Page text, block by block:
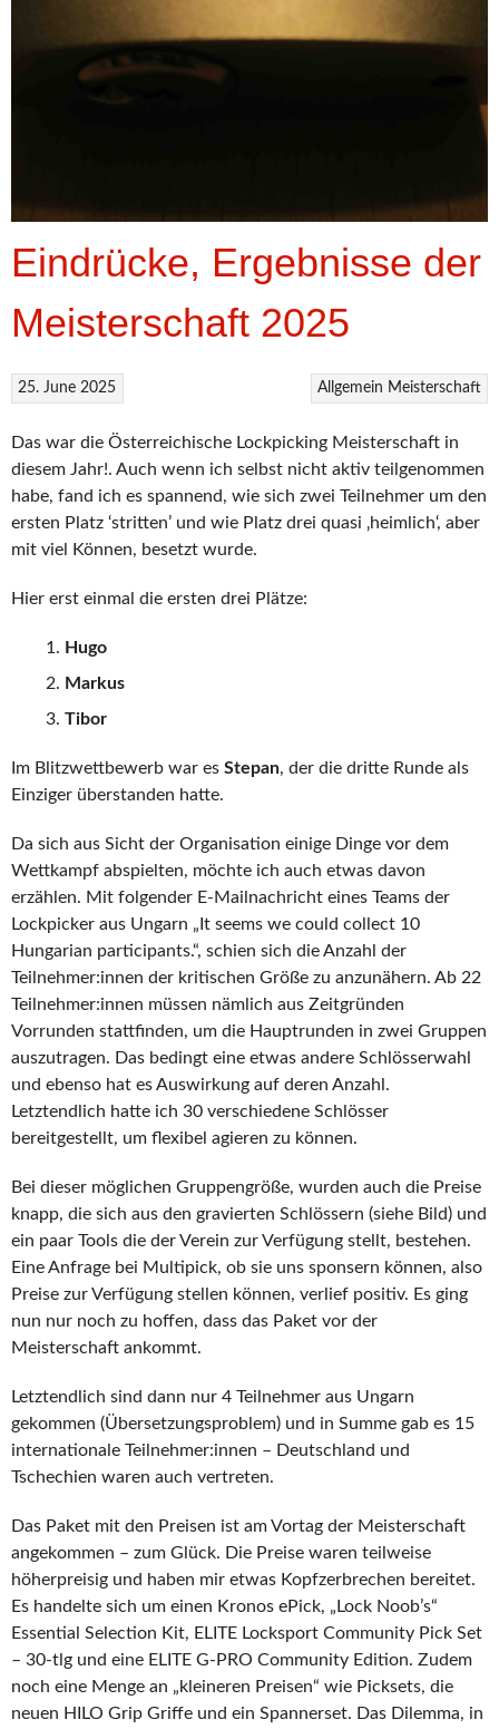
Eindrücke, Ergebnisse der
Meisterschaft 2025
Allgemein Meisterschaft
25. June 2025
Das war die Österreichische Lockpicking Meisterschaft in
diesem Jahr!. Auch wenn ich selbst nicht aktiv teilgenommen
habe, fand ich es spannend, wie sich zwei Teilnehmer um den
ersten Platz ‘stritten’ und wie Platz drei quasi ‚heimlich‘, aber
mit viel Können, besetzt wurde.
Hier erst einmal die ersten drei Plätze:
Hugo
Markus
Tibor
Im Blitzwettbewerb war es Stepan, der die dritte Runde als
Einziger überstanden hatte.
Da sich aus Sicht der Organisation einige Dinge vor dem
Wettkampf abspielten, möchte ich auch etwas davon
erzählen. Mit folgender E-Mailnachricht eines Teams der
Lockpicker aus Ungarn „It seems we could collect 10
Hungarian participants.“, schien sich die Anzahl der
Teilnehmer:innen der kritischen Größe zu anzunähern. Ab 22
Teilnehmer:innen müssen nämlich aus Zeitgründen
Vorrunden stattfinden, um die Hauptrunden in zwei Gruppen
auszutragen. Das bedingt eine etwas andere Schlösserwahl
und ebenso hat es Auswirkung auf deren Anzahl.
Letztendlich hatte ich 30 verschiedene Schlösser
bereitgestellt, um flexibel agieren zu können.
Bei dieser möglichen Gruppengröße, wurden auch die Preise
knapp, die sich aus den gravierten Schlössern (siehe Bild) und
ein paar Tools die der Verein zur Verfügung stellt, bestehen.
Eine Anfrage bei Multipick, ob sie uns sponsern können, also
Preise zur Verfügung stellen können, verlief positiv. Es ging
nun nur noch zu hoffen, dass das Paket vor der
Meisterschaft ankommt.
Letztendlich sind dann nur 4 Teilnehmer aus Ungarn
gekommen (Übersetzungsproblem) und in Summe gab es 15
internationale Teilnehmer:innen – Deutschland und
Tschechien waren auch vertreten.
Das Paket mit den Preisen ist am Vortag der Meisterschaft
angekommen – zum Glück. Die Preise waren teilweise
höherpreisig und haben mir etwas Kopfzerbrechen bereitet.
Es handelte sich um einen Kronos ePick, „Lock Noob’s“
Essential Selection Kit, ELITE Locksport Community Pick Set
– 30-tlg und eine ELITE G-PRO Community Edition. Zudem
noch eine Menge an „kleineren Preisen“ wie Picksets, die
neuen HILO Grip Griffe und ein Spannerset. Das Dilemma, in